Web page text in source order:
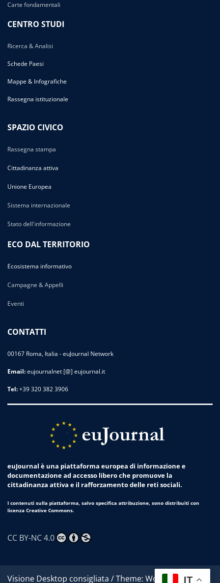
Carte fondamentali
CENTRO STUDI
Ricerca & Analisi
Schede Paesi
Mappe & Infografiche
Rassegna istituzionale
SPAZIO CIVICO
Rassegna stampa
Cittadinanza attiva
Unione Europea
Sistema internazionale
Stato dell'informazione
ECO DAL TERRITORIO
Ecosistema informativo
Campagne & Appelli
Eventi
CONTATTI
00167 Roma, Italia - euJournal Network
Email:eujournalnet [@] eujournal.it
Tel:+39 320 382 3906
euJournal è una piattaforma europea di informazione e
documentazione ad accesso libero che promuove la
cittadinanza attiva e il rafforzamento delle reti sociali.
I contenuti sulla piattaforma, salvo specifica attribuzione, sono distribuiti con
licenza Creative Commons.
CC BY-NC 4.0
Visione Desktop consigliata / Theme: Worldwide News
IT